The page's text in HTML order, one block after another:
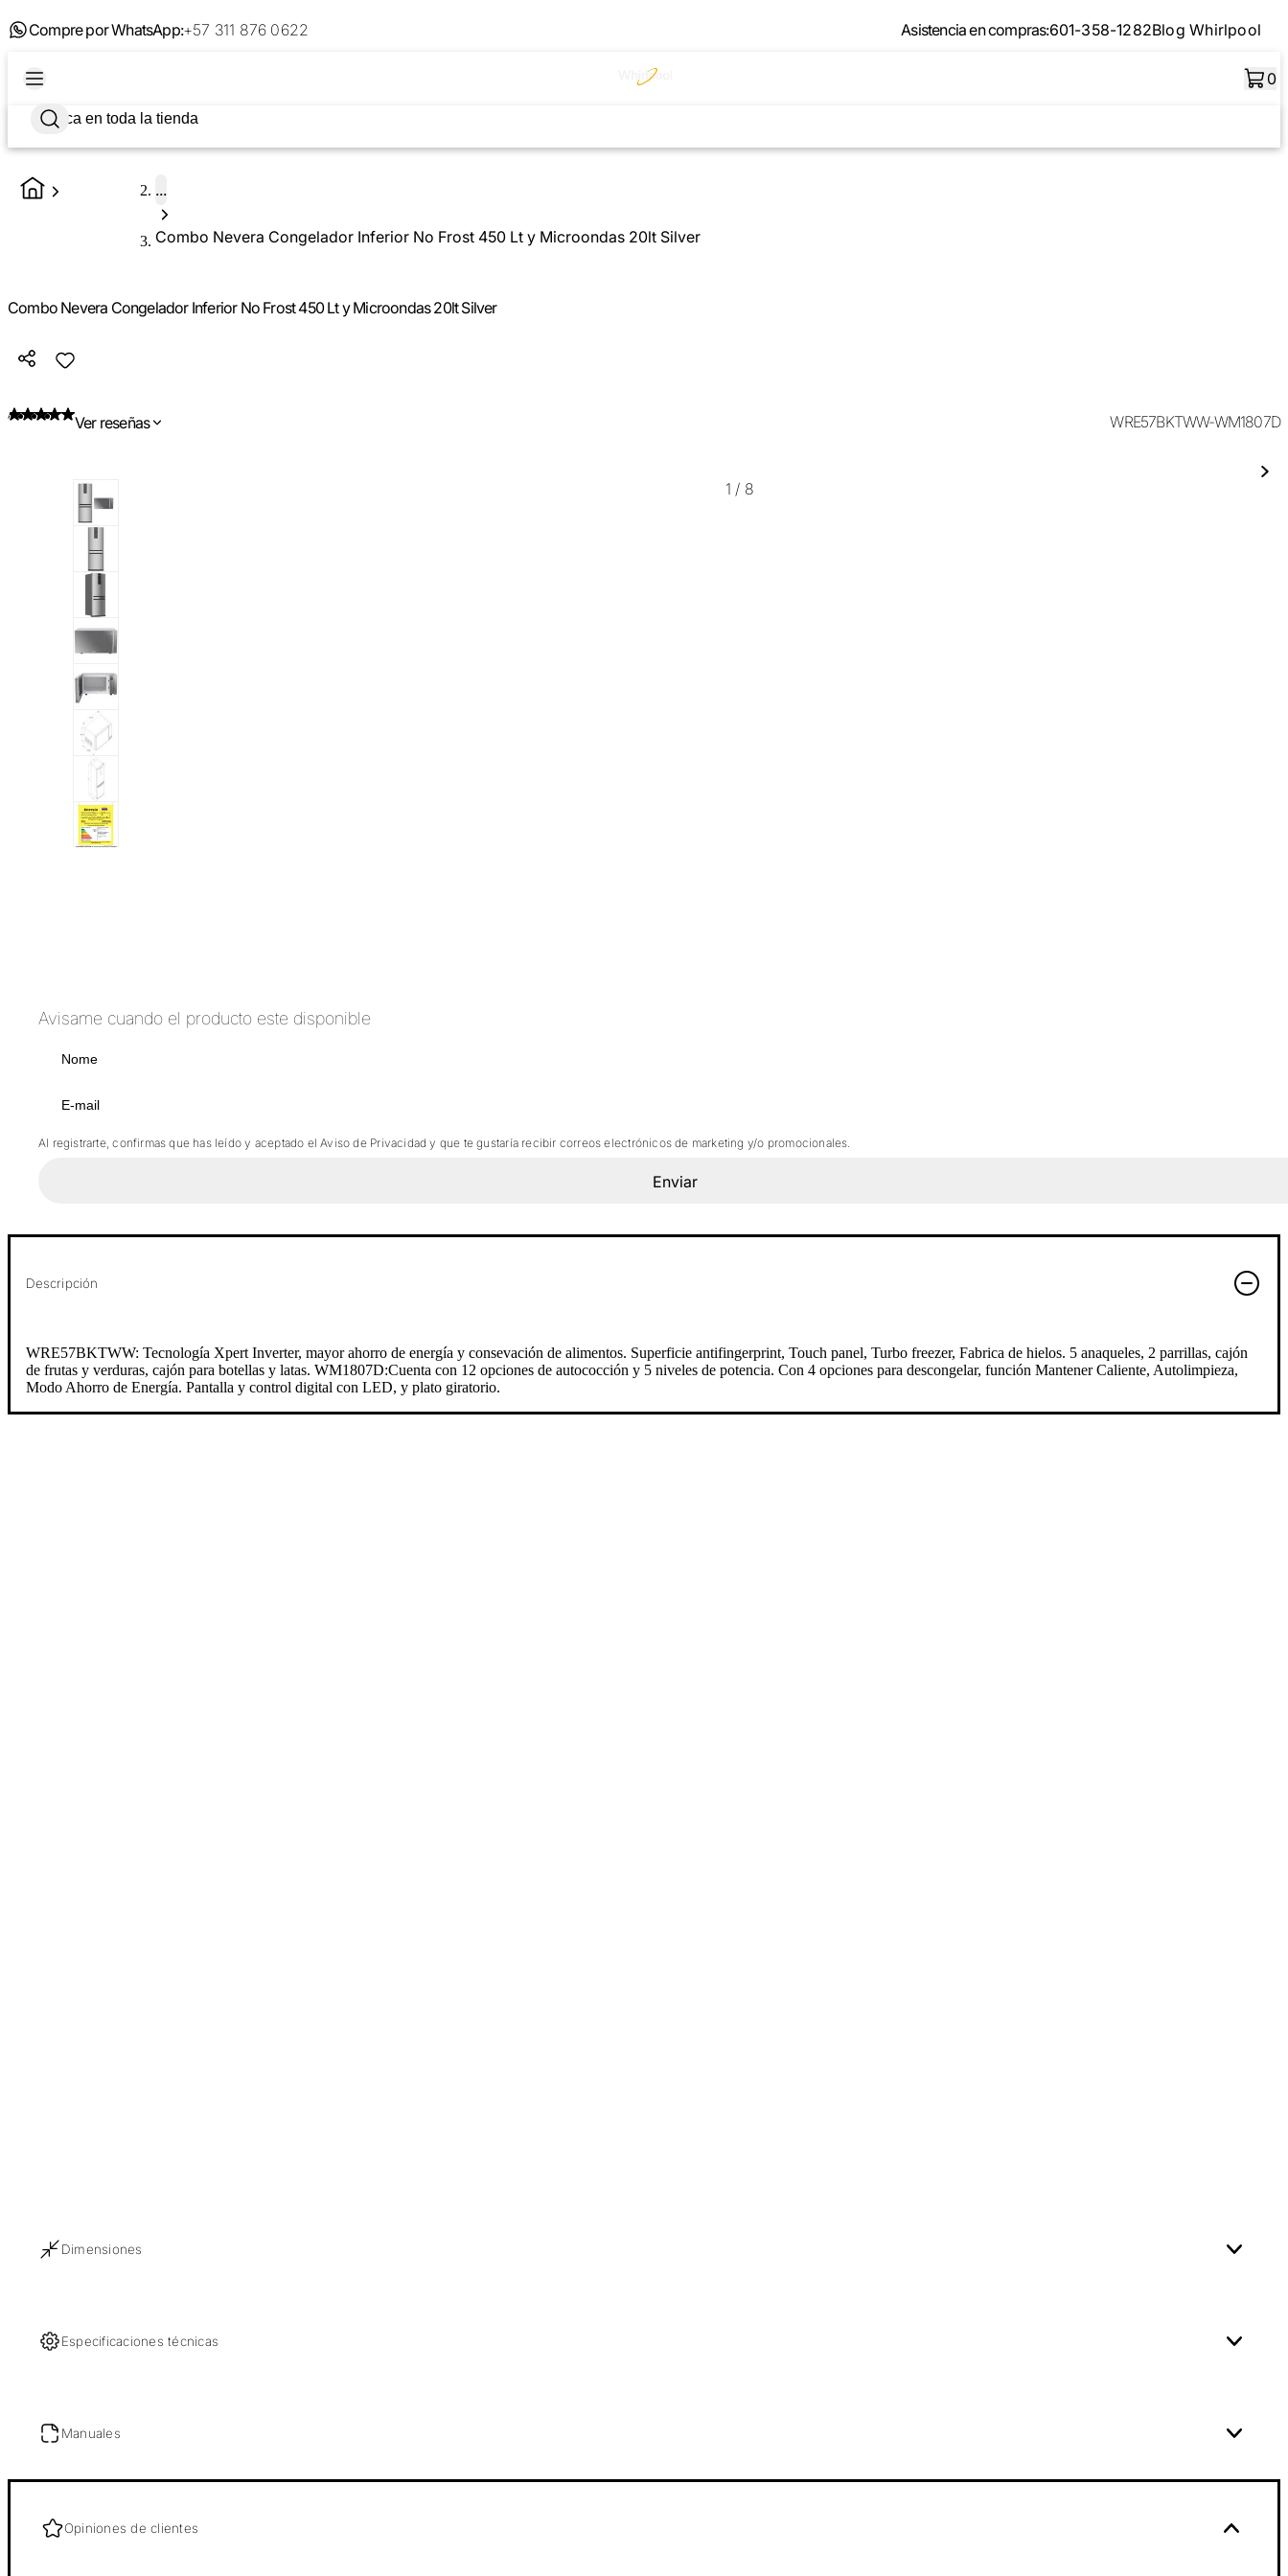
Compre por WhatsApp:+57 311 876 0622 Asistencia en compras:601-358-1282Blog Whirlpool
0
...
Combo Nevera Congelador Inferior No Frost 450 Lt y Microondas 20lt Silver
Combo Nevera Congelador Inferior No Frost 450 Lt y Microondas 20lt Silver
Ver reseñas WRE57BKTWW-WM1807D
1 / 8
Avisame cuando el producto este disponible
Al registrarte, confirmas que has leído y aceptado el Aviso de Privacidad y que te gustaría recibir correos electrónicos de marketing y/o promocionales.
Enviar
Descripción
WRE57BKTWW: Tecnología Xpert Inverter, mayor ahorro de energía y consevación de alimentos. Superficie antifingerprint, Touch panel, Turbo freezer, Fabrica de hielos. 5 anaqueles, 2 parrillas, cajón
de frutas y verduras, cajón para botellas y latas. WM1807D:Cuenta con 12 opciones de autococción y 5 niveles de potencia. Con 4 opciones para descongelar, función Mantener Caliente, Autolimpieza,
Modo Ahorro de Energía. Pantalla y control digital con LED, y plato giratorio.
Dimensiones
Especificaciones técnicas
Manuales
Opiniones de clientes